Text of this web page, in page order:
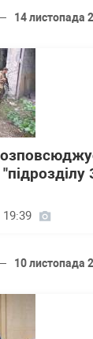
14 листопада
10 листопада